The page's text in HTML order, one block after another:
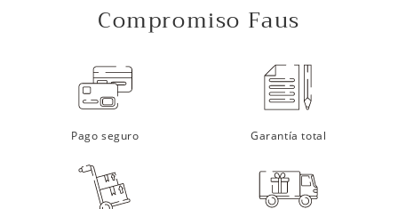
Compromiso Faus
Pago seguro Garantía total